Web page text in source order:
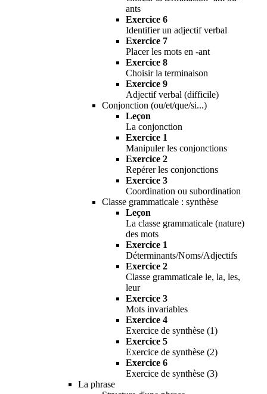
ants
Exercice 6
Identifier un adjectif verbal
Exercice 7
Placer les mots en -ant
Exercice 8
Choisir la terminaison
Exercice 9
Adjectif verbal (difficile)
Conjonction (ou/et/que/si...)
Leçon
La conjonction
Exercice 1
Manipuler les conjonctions
Exercice 2
Repérer les conjonctions
Exercice 3
Coordination ou subordination
Classe grammaticale : synthèse
Leçon
La classe grammaticale (nature)
des mots
Exercice 1
Déterminants/Noms/Adjectifs
Exercice 2
Classe grammaticale le, la, les,
leur
Exercice 3
Mots invariables
Exercice 4
Exercice de synthèse (1)
Exercice 5
Exercice de synthèse (2)
Exercice 6
Exercice de synthèse (3)
La phrase